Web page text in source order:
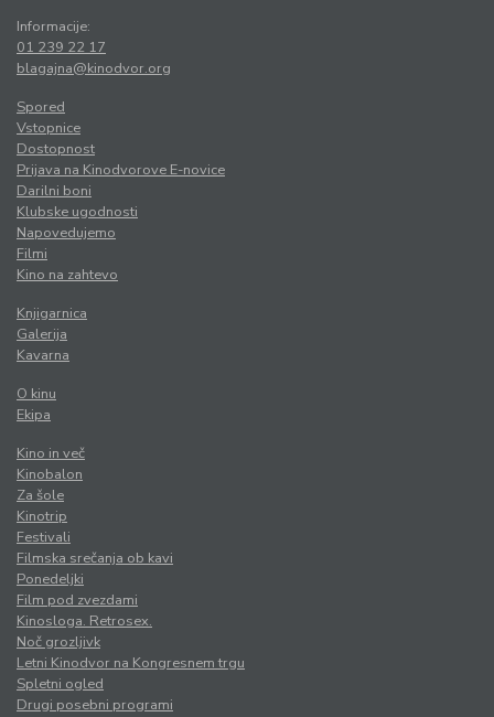
Informacije:
01 239 22 17
blagajna@kinodvor.org
Spored
Vstopnice
Dostopnost
Prijava na Kinodvorove E-novice
Darilni boni
Klubske ugodnosti
Napovedujemo
Filmi
Kino na zahtevo
Knjigarnica
Galerija
Kavarna
O kinu
Ekipa
Kino in več
Kinobalon
Za šole
Kinotrip
Festivali
Filmska srečanja ob kavi
Ponedeljki
Film pod zvezdami
Kinosloga. Retrosex.
Noč grozljivk
Letni Kinodvor na Kongresnem trgu
Spletni ogled
Drugi posebni programi